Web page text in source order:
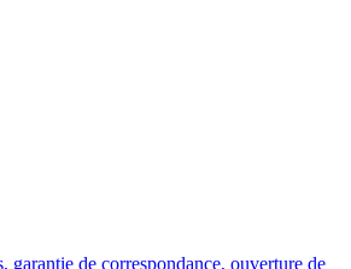
garantie de correspondance, ouverture de